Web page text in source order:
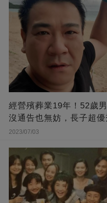
經營殯葬業19年！52歲
沒通告也無妨，長子超
能遊山玩水！
2023/07/03